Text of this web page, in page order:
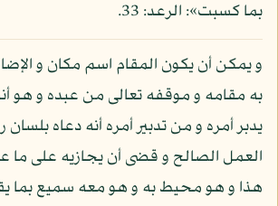
بما كسبت»: الرعد: 33.
و يمكن أن يكون المقام اسم مكان و
به مقامه و موقفه تعالى من عبده و هو
يدبر أمره و من تدبير أمره أنه دعاه بلسان
العمل الصالح و قضى أن يجازيه على ما
هذا و هو محيط به و هو معه سميع بما